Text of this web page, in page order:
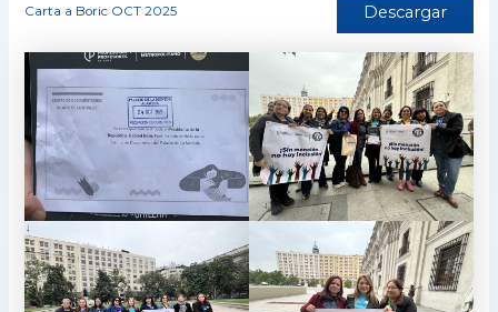
Carta a Boric OCT 2025 Descargar